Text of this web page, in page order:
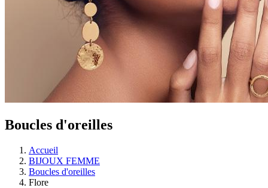
Boucles d'oreilles
Accueil
BIJOUX FEMME
Boucles d'oreilles
Flore